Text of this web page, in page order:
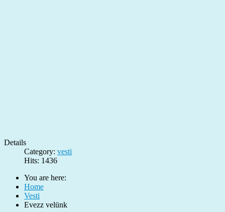
Details
Category: vesti
Hits: 1436
You are here:
Home
Vesti
Evezz velünk